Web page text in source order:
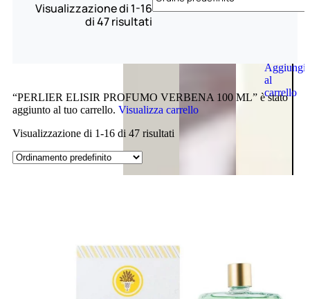
Aggiungi
al
carrello
Visualizzazione di 1-16
di 47 risultati
“PERLIER ELISIR PROFUMO VERBENA 100 ML” è stato
aggiunto al tuo carrello. Visualizza carrello
Visualizzazione di 1-16 di 47 risultati